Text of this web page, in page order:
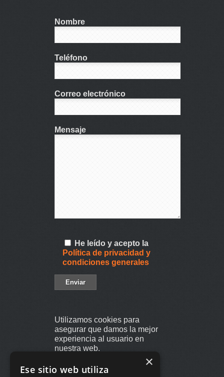
Nombre
Teléfono
Correo electrónico
Mensaje
He leído y acepto la
Política de privacidad y
condiciones generales
Utilizamos cookies para
asegurar que damos la mejor
experiencia al usuario en
nuestra web.
Si sigues utilizando este sitio
asumiremos que estás de
×
Ese sitio web utiliza